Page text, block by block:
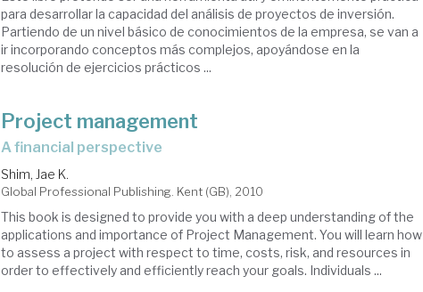
para desarrollar la capacidad del análisis de proyectos de inversión.
Partiendo de un nivel básico de conocimientos de la empresa, se van a
ir incorporando conceptos más complejos, apoyándose en la
resolución de ejercicios prácticos ...
Project management
a financial perspective
Shim, Jae K.
Global Professional Publishing. Kent (GB), 2010
This book is designed to provide you with a deep understanding of the
applications and importance of Project Management. You will learn how
to assess a project with respect to time, costs, risk, and resources in
order to effectively and efficiently reach your goals. Individuals ...